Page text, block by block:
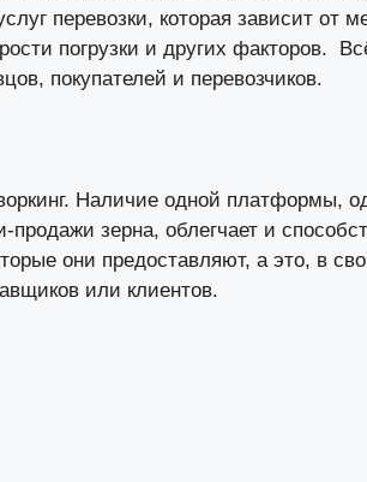
перевозки, которая зависит от
погрузки и других факторов.
покупателей и перевозчиков.
Наличие одной платформы,
продажи зерна, облегчает и
они предоставляют, а это, в
или клиентов.